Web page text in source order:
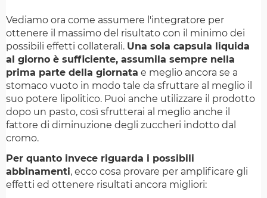
Vediamo ora come assumere l'integratore per
ottenere il massimo del risultato con il minimo dei
possibili effetti collaterali. Una sola capsula liquida
al giorno è sufficiente, assumila sempre nella
prima parte della giornata e meglio ancora se a
stomaco vuoto in modo tale da sfruttare al meglio il
suo potere lipolitico. Puoi anche utilizzare il prodotto
dopo un pasto, così sfrutterai al meglio anche il
fattore di diminuzione degli zuccheri indotto dal
cromo.
Per quanto invece riguarda i possibili
abbinamenti, ecco cosa provare per amplificare gli
effetti ed ottenere risultati ancora migliori: